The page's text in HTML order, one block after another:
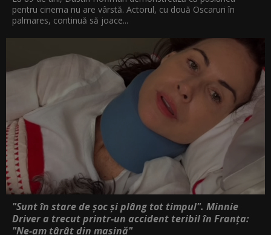
pentru cinema nu are vârstă. Actorul, cu două Oscaruri în
palmares, continuă să joace...
"Sunt în stare de șoc și plâng tot timpul". Minnie
Driver a trecut printr-un accident teribil în Franța:
"Ne-am târât din mașină"